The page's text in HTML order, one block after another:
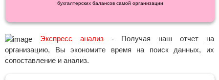
бухгалтерских балансов самой организации
Экспресс анализ- Получая наш отчет на
организацию, Вы экономите время на поиск данных, их
сопоставление и анализ.